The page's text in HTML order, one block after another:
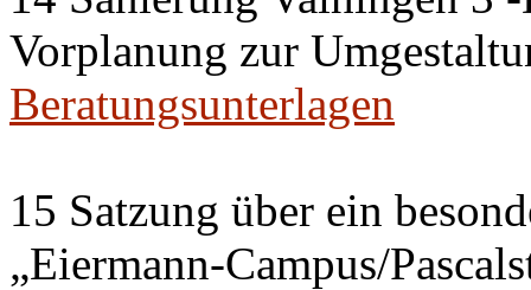
Vorplanung zur
Beratungsunterlagen
15 Satzung über ein
„Eiermann-Campus/